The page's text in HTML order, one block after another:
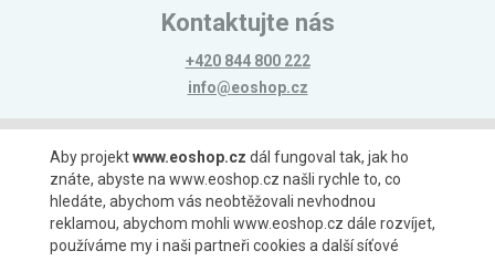
Kontaktujte nás
+420 844 800 222
info@eoshop.cz
Možnosti platby
Aby projektwww.eoshop.cz dál fungoval tak, jak ho
znáte, abyste na www.eoshop.cz našli rychle to, co
hledáte, abychom vás neobtěžovali nevhodnou
reklamou, abychom mohli www.eoshop.cz dále rozvíjet,
používáme my i naši partneři cookies a další síťové